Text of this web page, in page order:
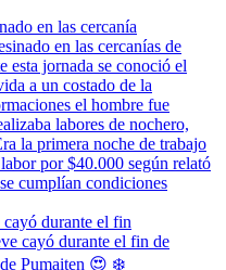
en las cercanía
durante el fin